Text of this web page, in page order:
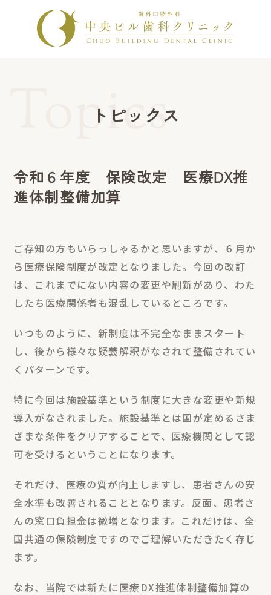
トピックス
令和６年度 保険改定 医療DX推
進体制整備加算
ご存知の方もいらっしゃるかと思いますが、６月か
ら医療保険制度が改定となりました。今回の改訂
は、これまでにない内容の変更や刷新があり、わた
したち医療関係者も混乱しているところです。
いつものように、新制度は不完全なままスタート
し、後から様々な疑義解釈がなされて整備されてい
くパターンです。
特に今回は施設基準という制度に大きな変更や新規
導入がなされました。施設基準とは国が定めるさま
ざまな条件をクリアすることで、医療機関として認
可を受けるということになります。
それだけ、医療の質が向上しますし、患者さんの安
全水準も改善されることとなります。反面、患者さ
んの窓口負担金は微増となります。これだけは、全
国共通の保険制度ですのでご理解いただきたく存じ
ます。
なお、当院では新たに医療DX推進体制整備加算の